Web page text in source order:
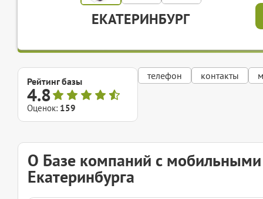
ЕКАТЕРИНБУРГ
Рейтинг базы
4.8
Оценок: 159
телефон контакты
О Базе компаний с
Екатеринбурга